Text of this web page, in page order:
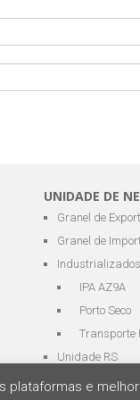
UNIDADE DE
Granel de
Granel de
Industrializados
IPA AZ9A
Porto Seco
Transporte
Unidade RS
plataformas e